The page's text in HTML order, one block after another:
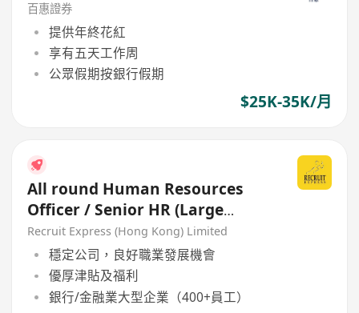
百惠證券
提供年終花紅
享有五天工作周
公眾假期按銀行假期
$25K-35K/月
All round Human Resources
Officer / Senior HR (Large
Company)
Recruit Express (Hong Kong) Limited
穩定公司，良好職業發展機會
優厚津貼及福利
銀行/金融業大型企業（400+員工）